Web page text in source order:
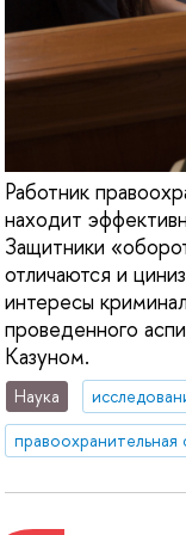
Работник
находит
Защитники
отличаются и
интересы
проведенного
Казуном.
Наука
правоохранительная